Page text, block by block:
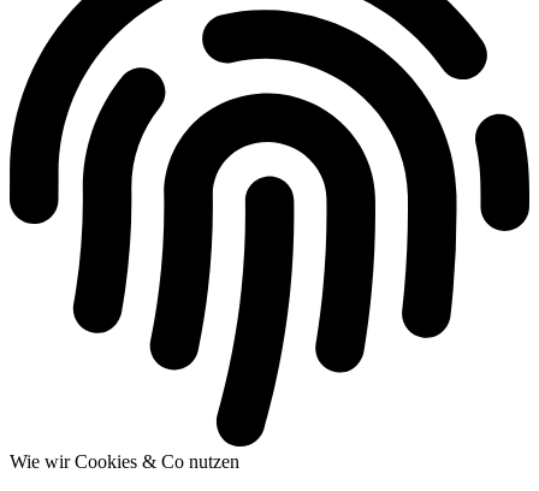
Wie wir Cookies & Co nutzen